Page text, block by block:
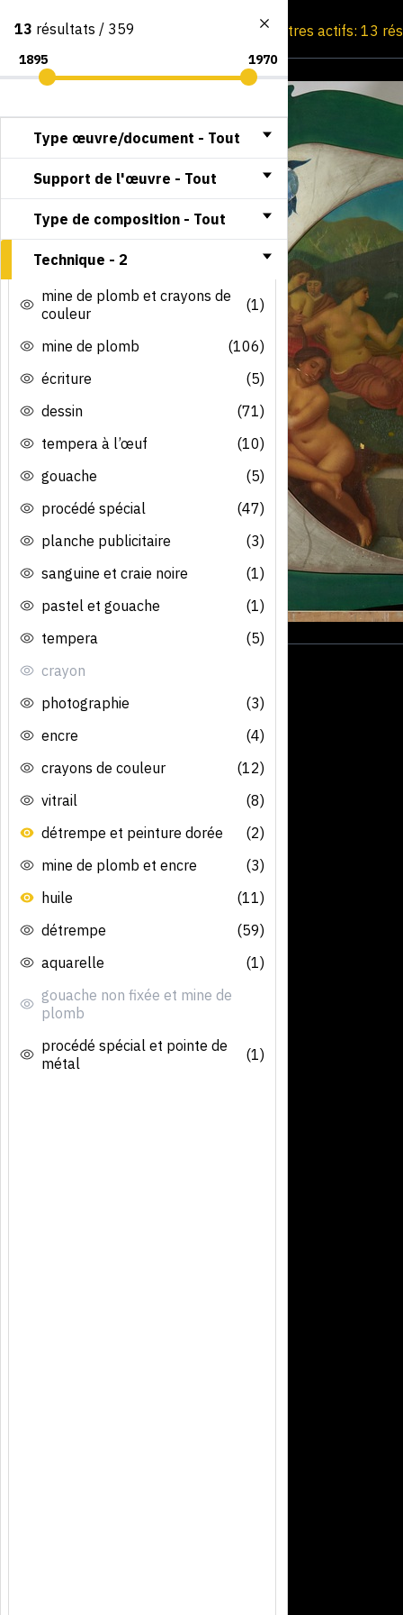
Consultation par image Filtres actifs: 13
13 résultats / 359
Type œuvre/document - Tout
Support de l'œuvre - Tout
Type de composition - Tout
Technique - 2
mine de plomb et crayons de
couleur
(1)
mine de plomb
(106)
écriture
(5)
dessin
(71)
tempera à l’œuf
(10)
gouache
(5)
procédé spécial
(47)
planche publicitaire
(3)
sanguine et craie noire
(1)
pastel et gouache
(1)
tempera
(5)
crayon
photographie
(3)
encre
(4)
crayons de couleur
(12)
vitrail
(8)
détrempe et peinture dorée
(2)
mine de plomb et encre
(3)
huile
(11)
détrempe
(59)
aquarelle
(1)
gouache non fixée et mine de
plomb
procédé spécial et pointe de
métal
(1)